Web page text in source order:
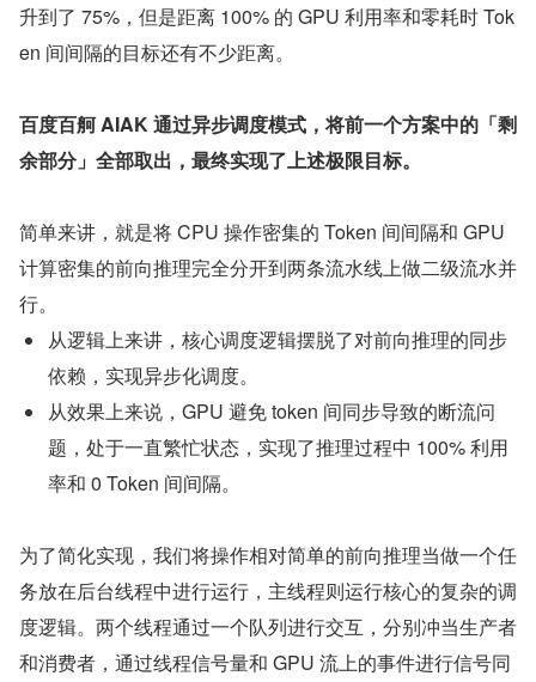
升到了 75%，但是距离 100% 的 GPU 利用率和零耗时 Tok
en 间间隔的目标还有不少距离。
百度百舸 AIAK 通过异步调度模式，将前一个方案中的「剩
余部分」全部取出，最终实现了上述极限目标。
简单来讲，就是将 CPU 操作密集的 Token 间间隔和 GPU
计算密集的前向推理完全分开到两条流水线上做二级流水并
行。
从逻辑上来讲，核心调度逻辑摆脱了对前向推理的同步
依赖，实现异步化调度。
从效果上来说，GPU 避免 token 间同步导致的断流问
题，处于一直繁忙状态，实现了推理过程中 100% 利用
率和 0 Token 间间隔。
为了简化实现，我们将操作相对简单的前向推理当做一个任
务放在后台线程中进行运行，主线程则运行核心的复杂的调
度逻辑。两个线程通过一个队列进行交互，分别冲当生产者
和消费者，通过线程信号量和 GPU 流上的事件进行信号同